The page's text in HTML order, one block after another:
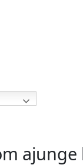
ajunge